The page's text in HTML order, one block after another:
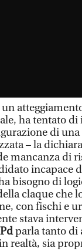
ha tentato
di
– la
mancanza di
incapace
bisogno di
claque che
con fischi e
stava
Pdparla tanto di
realtà, sia